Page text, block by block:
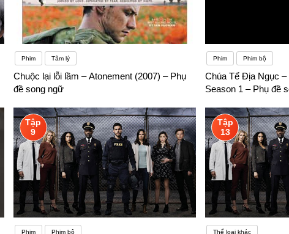
Phim Tâm lý
Chuộc lại lỗi lầm – Atonement (2007) – Phụ
đề song ngữ
Phim Phim bộ
Chúa Tể Địa Ngục –
Season 1 – Phụ đề
Tập
9
Phim Phim bộ
Tập
13
Thể loại khác